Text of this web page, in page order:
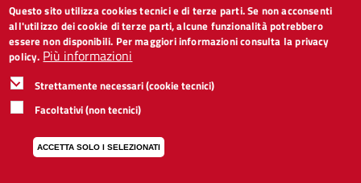
Dichiarazione di accessibilità
CC BY 3.0 IT
Questo sito utilizza cookies tecnici e di terze parti. Se non acconsenti
all'utilizzo dei cookie di terze parti, alcune funzionalità potrebbero
essere non disponibili. Per maggiori informazioni consulta la privacy
policy. Più informazioni
Strettamente necessari (cookie tecnici)
Facoltativi (non tecnici)
ACCETTA SOLO I SELEZIONATI